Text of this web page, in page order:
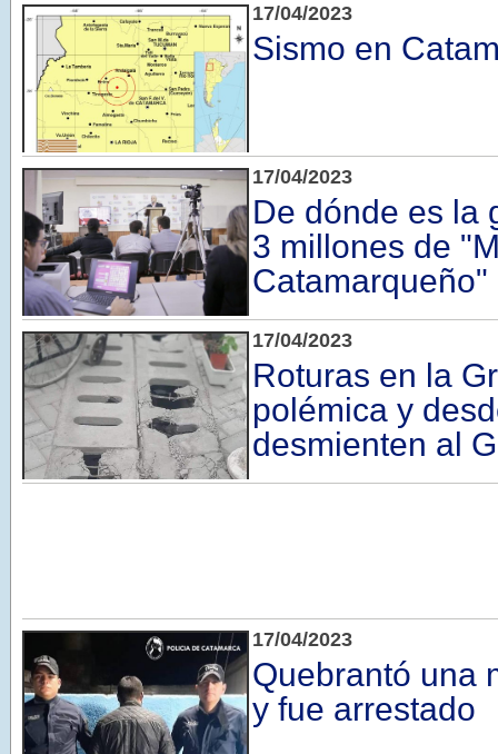
17/04/2023
Sismo en
17/04/2023
De dónde es la
3 millones de
Catamarqueño"
17/04/2023
Roturas en la
polémica y
desmienten al
17/04/2023
Quebrantó una
y fue arrestado